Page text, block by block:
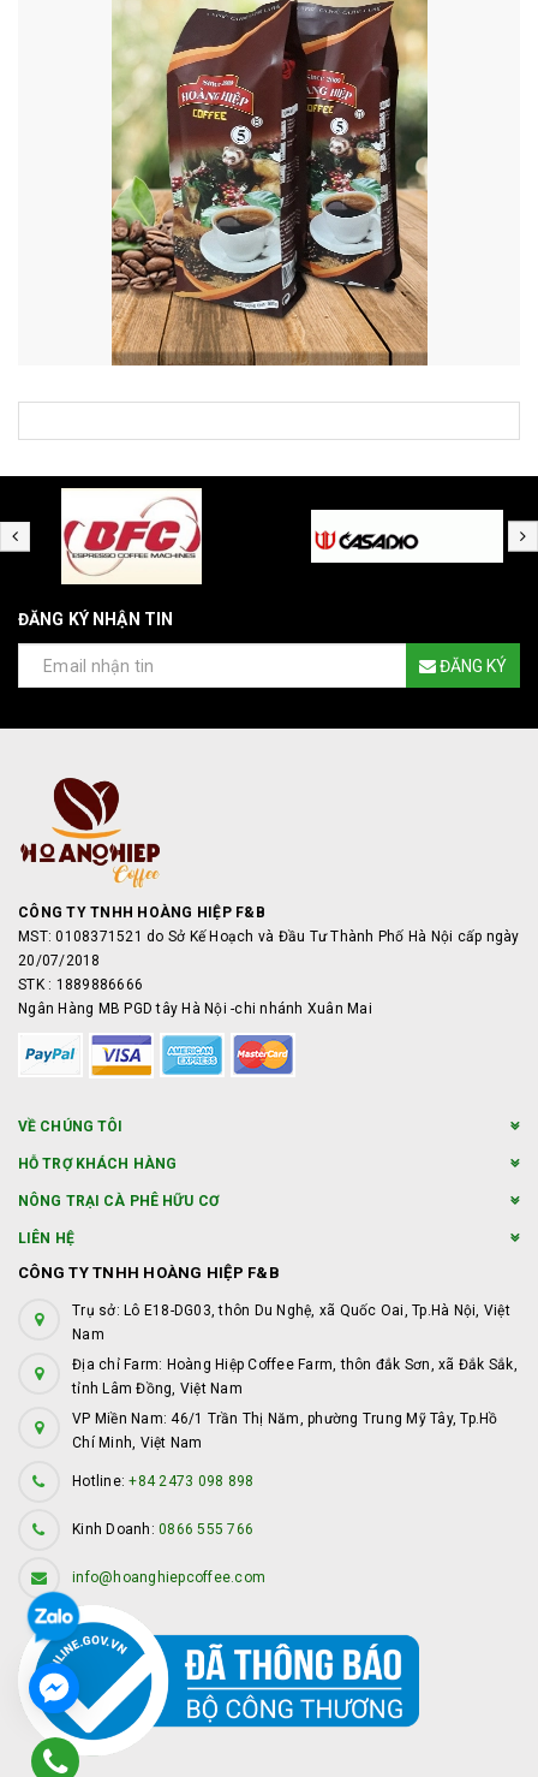
ĐĂNG KÝ NHẬN TIN
ĐĂNG KÝ
CÔNG TY TNHH HOÀNG HIỆP F&B
MST: 0108371521 do Sở Kế Hoạch và Đầu Tư Thành Phố Hà Nội cấp ngày
20/07/2018
STK : 1889886666
Ngân Hàng MB PGD tây Hà Nội -chi nhánh Xuân Mai
VỀ CHÚNG TÔI
HỖ TRỢ KHÁCH HÀNG
NÔNG TRẠI CÀ PHÊ HỮU CƠ
LIÊN HỆ
CÔNG TY TNHH HOÀNG HIỆP F&B
Trụ sở: Lô E18-DG03, thôn Du Nghệ, xã Quốc Oai, Tp.Hà Nội, Việt
Nam
Địa chỉ Farm: Hoàng Hiệp Coffee Farm, thôn đắk Sơn, xã Đắk Sắk,
tỉnh Lâm Đồng, Việt Nam
VP Miền Nam: 46/1 Trần Thị Năm, phường Trung Mỹ Tây, Tp.Hồ
Chí Minh, Việt Nam
Hotline:+84 2473 098 898
Kinh Doanh: 0866 555 766
info@hoanghiepcoffee.com